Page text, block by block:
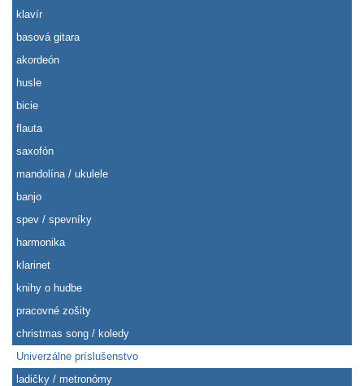
klavír
basová gitara
akordeón
husle
bicie
flauta
saxofón
mandolína / ukulele
banjo
spev / spevníky
harmonika
klarinet
knihy o hudbe
pracovné zošity
christmas song / koledy
Univerzálne príslušenstvo
ladičky / metronómy